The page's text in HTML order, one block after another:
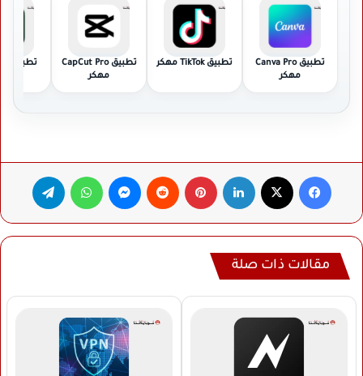
تطبيق Canva Pro
مهكر
تطبيق TikTok مهكر
تطبيق CapCut Pro
مهكر
فيسبوك لينكدإن بينتيريست ماسنجر واتساب
مقالات ذات صلة